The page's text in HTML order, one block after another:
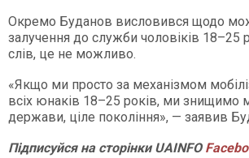
Окремо Буданов висловився щодо
залучення до служби чоловіків 18–25
слів, це не можливо.
«Якщо ми просто за механізмом
всіх юнаків 18–25 років, ми знищимо
держави, ціле покоління», — заявив
ПідписуйсянасторінкиUAINFO